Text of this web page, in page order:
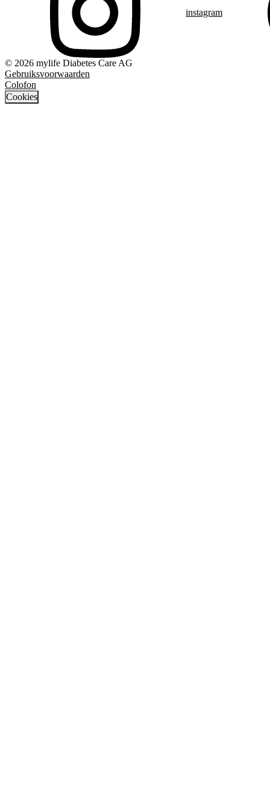
instagram
© 2026 mylife Diabetes Care AG
Gebruiksvoorwaarden
Colofon
Cookies